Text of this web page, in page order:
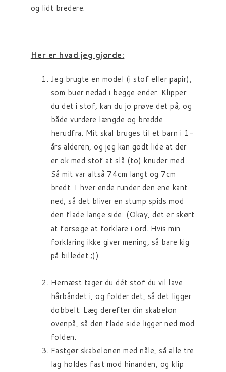
og lidt bredere.
Her er hvad jeg gjorde:
Jeg brugte en model (i stof eller papir),
som buer nedad i begge ender. Klipper
du det i stof, kan du jo prøve det på, og
både vurdere længde og bredde
herudfra. Mit skal bruges til et barn i 1-
års alderen, og jeg kan godt lide at der
er ok med stof at slå (to) knuder med..
Så mit var altså 74cm langt og 7cm
bredt. I hver ende runder den ene kant
ned, så det bliver en stump spids mod
den flade lange side. (Okay, det er skørt
at forsøge at forklare i ord. Hvis min
forklaring ikke giver mening, så bare kig
på billedet ;))
Hernæst tager du dét stof du vil lave
hårbåndet i, og folder det, så det ligger
dobbelt. Læg derefter din skabelon
ovenpå, så den flade side ligger ned mod
folden.
Fastgør skabelonen med nåle, så alle tre
lag holdes fast mod hinanden, og klip